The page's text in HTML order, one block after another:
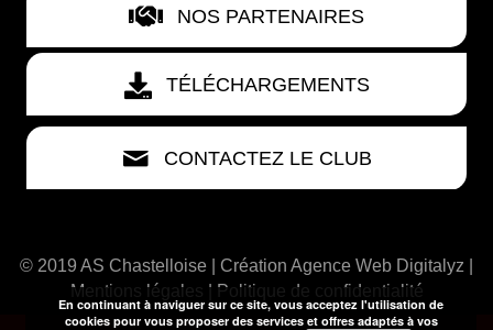
NOS PARTENAIRES
TÉLÉCHARGEMENTS
CONTACTEZ LE CLUB
© 2019 AS Chastelloise | Création Agence Web Digitalyz
Mentions légales
| Politique de confidentialité
En continuant à naviguer sur ce site, vous acceptez l'utilisation de
cookies pour vous proposer des services et offres adaptés à vos